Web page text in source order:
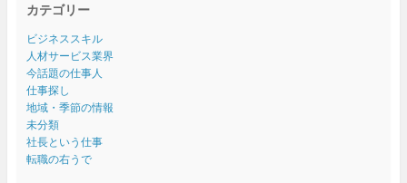
カテゴリー
ビジネススキル
人材サービス業界
今話題の仕事人
仕事探し
地域・季節の情報
未分類
社長という仕事
転職の右うで